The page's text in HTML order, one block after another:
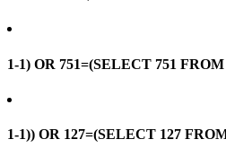
1-1) OR 751=(SELECT 751
1-1)) OR 127=(SELECT 127